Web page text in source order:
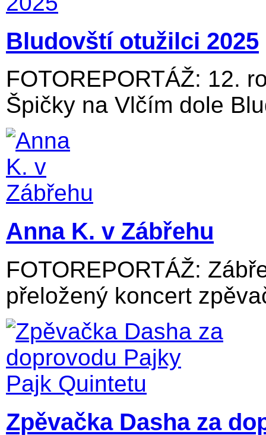
Bludovští otužilci 2025
FOTOREPORTÁŽ: 12.
Špičky na Vlčím dole
Anna K. v Zábřehu
FOTOREPORTÁŽ:
přeložený koncert
Zpěvačka Dasha za